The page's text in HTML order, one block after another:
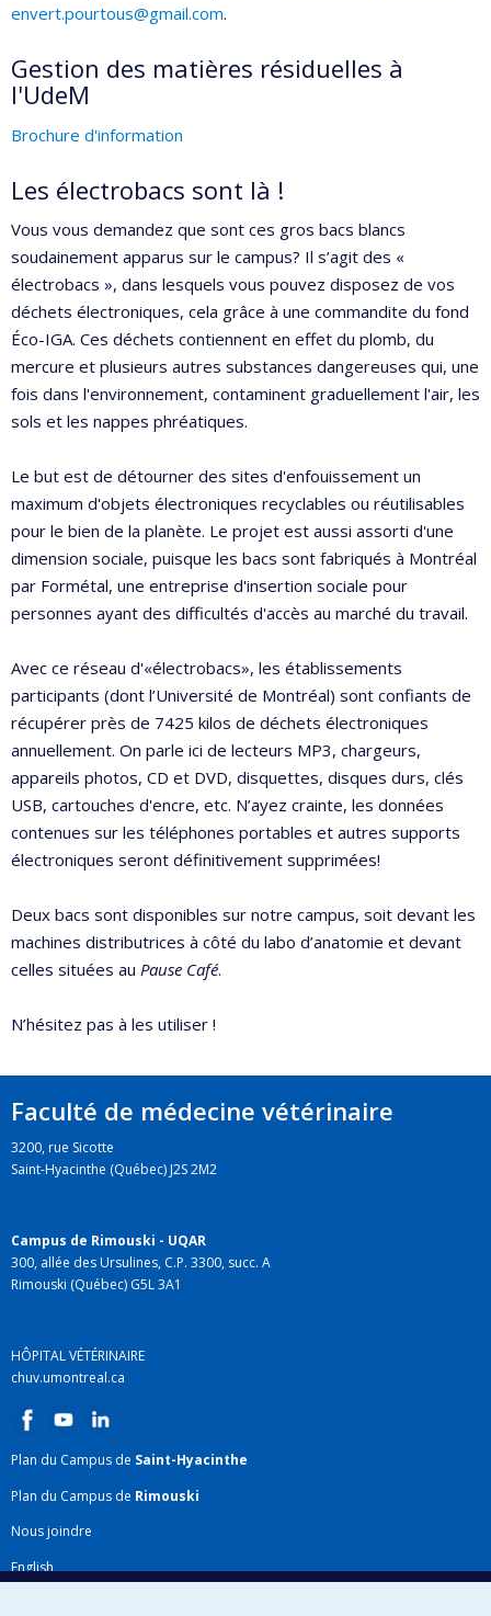
envert.pourtous@gmail.com.
Gestion des matières résiduelles à
l'UdeM
Brochure d'information
Les électrobacs sont là !
Vous vous demandez que sont ces gros bacs blancs
soudainement apparus sur le campus? Il s’agit des «
électrobacs », dans lesquels vous pouvez disposez de vos
déchets électroniques, cela grâce à une commandite du fond
Éco-IGA. Ces déchets contiennent en effet du plomb, du
mercure et plusieurs autres substances dangereuses qui, une
fois dans l'environnement, contaminent graduellement l'air, les
sols et les nappes phréatiques.
Le but est de détourner des sites d'enfouissement un
maximum d'objets électroniques recyclables ou réutilisables
pour le bien de la planète. Le projet est aussi assorti d'une
dimension sociale, puisque les bacs sont fabriqués à Montréal
par Formétal, une entreprise d'insertion sociale pour
personnes ayant des difficultés d'accès au marché du travail.
Avec ce réseau d'«électrobacs», les établissements
participants (dont l’Université de Montréal) sont confiants de
récupérer près de 7425 kilos de déchets électroniques
annuellement. On parle ici de lecteurs MP3, chargeurs,
appareils photos, CD et DVD, disquettes, disques durs, clés
USB, cartouches d'encre, etc. N’ayez crainte, les données
contenues sur les téléphones portables et autres supports
électroniques seront définitivement supprimées!
Deux bacs sont disponibles sur notre campus, soit devant les
machines distributrices à côté du labo d’anatomie et devant
celles situées au Pause Café.
N’hésitez pas à les utiliser !
Faculté de médecine vétérinaire
3200, rue Sicotte
Saint-Hyacinthe (Québec) J2S 2M2
Campus de Rimouski - UQAR
300, allée des Ursulines, C.P. 3300, succ. A
Rimouski (Québec) G5L 3A1
HÔPITAL VÉTÉRINAIRE
chuv.umontreal.ca
Plan du Campus de Saint-Hyacinthe
Plan du Campus de Rimouski
Nous joindre
English